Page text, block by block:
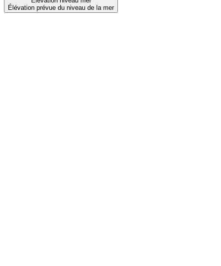
Élévation prévue du niveau de la mer